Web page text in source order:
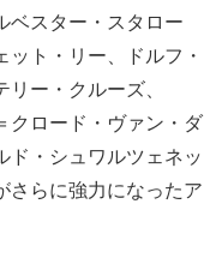
ベスター・スタロー
ト・リー、ドルフ・
ー・クルーズ、
クロード・ヴァン・ダ
ド・シュワルツェネッ
さらに強力になったア